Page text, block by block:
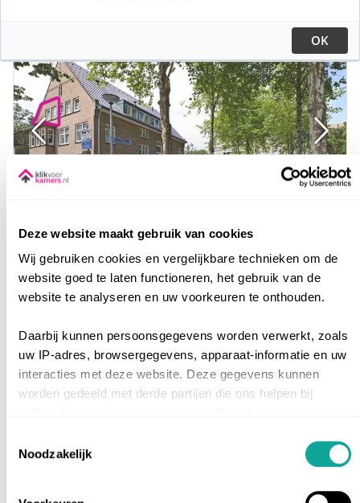
Deze website maakt gebruik van cookies
Wij gebruiken cookies en vergelijkbare technieken om de
website goed te laten functioneren, het gebruik van de
website te analyseren en uw voorkeuren te onthouden.
Daarbij kunnen persoonsgegevens worden verwerkt, zoals
uw IP-adres, browsergegevens, apparaat-informatie en uw
interacties met deze website. Deze gegevens kunnen
worden gedeeld met derde partijen die ons helpen bij
Geef toestemming of stel uw eigen keuze in. U kunt uw
toestemming op elk moment wijzigen of intrekken via de
knop voor cookie-instellingen linksonder op de website of
Noodzakelijk
Pastoor Dekkersstraat12
Breda|West |Heuvel
• Studentenflat zelfstandig •2e verdieping
PER 4 SEP. 2026
Inschrijfduur 0
OK